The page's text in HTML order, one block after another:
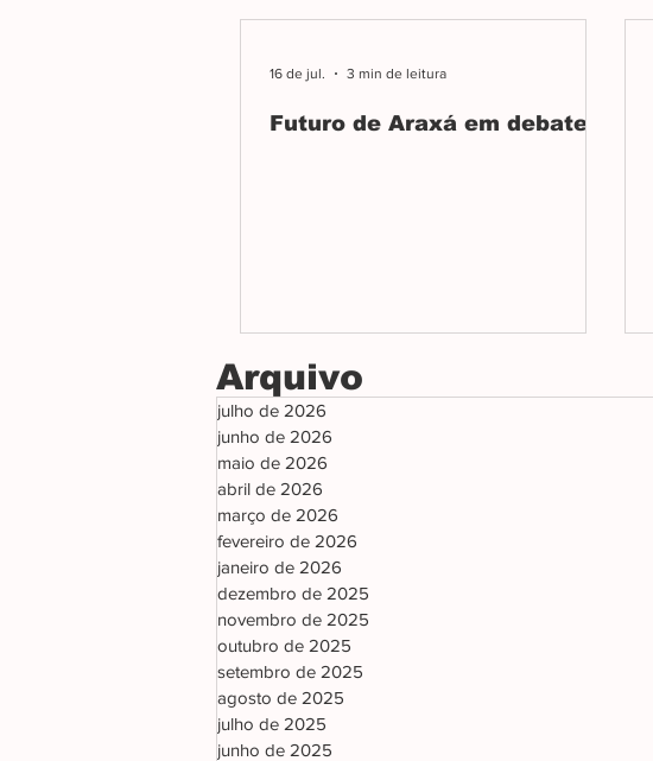
Futuro de Araxá em debate
16 de jul. 3 min de leitura
Arquivo
julho de 2026
junho de 2026
maio de 2026
abril de 2026
março de 2026
fevereiro de 2026
janeiro de 2026
dezembro de 2025
novembro de 2025
outubro de 2025
setembro de 2025
agosto de 2025
julho de 2025
junho de 2025